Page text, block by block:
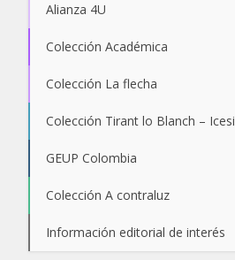
Alianza 4U
Colección Académica
Colección La flecha
Colección Tirant lo Blanch – Icesi
GEUP Colombia
Colección A contraluz
Información editorial de interés